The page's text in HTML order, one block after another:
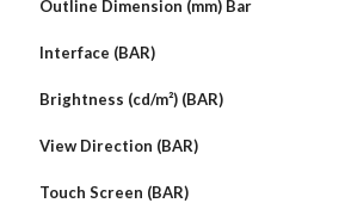
Outline Dimension (mm) Bar
Interface (BAR)
Brightness (cd/m²) (BAR)
View Direction (BAR)
Touch Screen (BAR)